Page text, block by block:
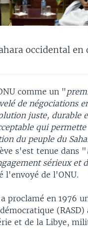
occidental en
comme un "
de négociations
juste, durable
qui permette
du peuple du
s'est tenue dans "
sérieux et
l'envoyé de l'ONU.
proclamé en 1976
(RASD)
et de la Libye,